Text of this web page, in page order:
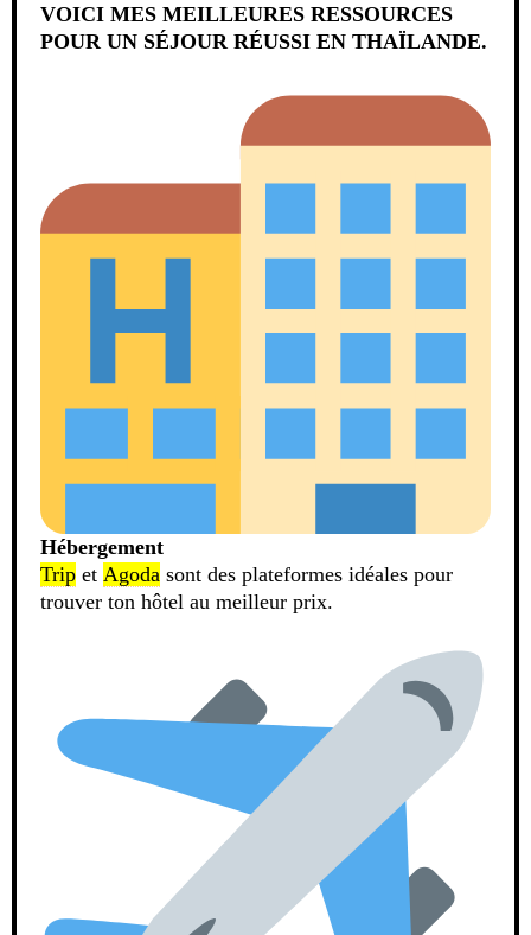
VOICI MES MEILLEURES RESSOURCES
POUR UN SÉJOUR RÉUSSI EN THAÏLANDE.
Hébergement
Trip et Agoda sont des plateformes idéales pour
trouver ton hôtel au meilleur prix.